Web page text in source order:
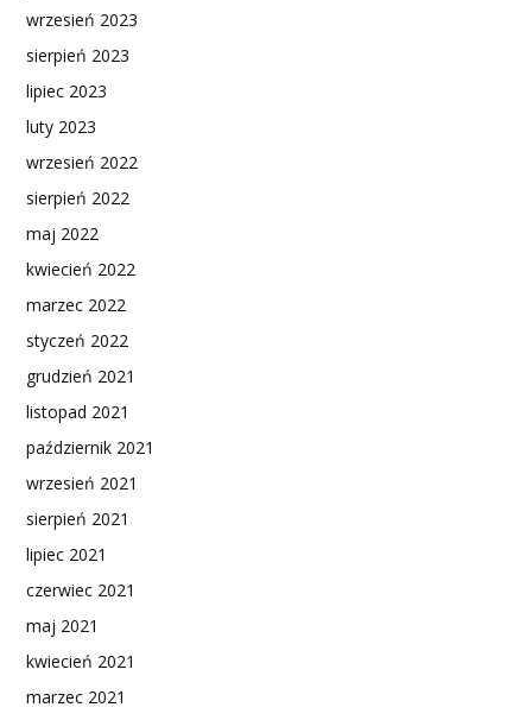
wrzesień 2023
sierpień 2023
lipiec 2023
luty 2023
wrzesień 2022
sierpień 2022
maj 2022
kwiecień 2022
marzec 2022
styczeń 2022
grudzień 2021
listopad 2021
październik 2021
wrzesień 2021
sierpień 2021
lipiec 2021
czerwiec 2021
maj 2021
kwiecień 2021
marzec 2021